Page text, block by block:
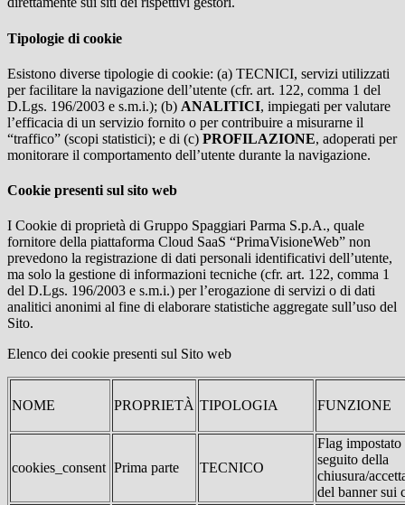
Tipologie di cookie
Esistono diverse tipologie di cookie: (a) TECNICI, servizi utilizzati
per facilitare la navigazione dell’utente (cfr. art. 122, comma 1 del
D.Lgs. 196/2003 e s.m.i.); (b) ANALITICI, impiegati per valutare
l’efficacia di un servizio fornito o per contribuire a misurarne il
“traffico” (scopi statistici); e di (c) PROFILAZIONE, adoperati per
monitorare il comportamento dell’utente durante la navigazione.
Cookie presenti sul sito web
I Cookie di proprietà di Gruppo Spaggiari Parma S.p.A., quale
fornitore della piattaforma Cloud SaaS “PrimaVisioneWeb” non
prevedono la registrazione di dati personali identificativi dell’utente,
ma solo la gestione di informazioni tecniche (cfr. art. 122, comma 1
del D.Lgs. 196/2003 e s.m.i.) per l’erogazione di servizi o di dati
analitici anonimi al fine di elaborare statistiche aggregate sull’uso del
Sito.
Elenco dei cookie presenti sul Sito web
NOME PROPRIETÀ TIPOLOGIA FUNZIONE
cookies_consent Prima parte TECNICO
Flag impostato
seguito della
chiusura/
del banner sui